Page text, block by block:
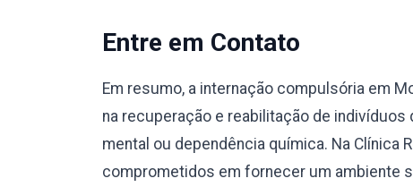
Entre em Contato
Em resumo, a internação compulsória em
na recuperação e reabilitação de
mental ou dependência química. Na Clínica
comprometidos em fornecer um ambiente